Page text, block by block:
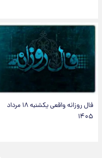
فال روزانه واقعی یکشنبه ۱۸ مرداد
۱۴۰۵